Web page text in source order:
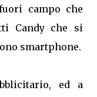
campo che
Candy che si
smartphone.
ed a